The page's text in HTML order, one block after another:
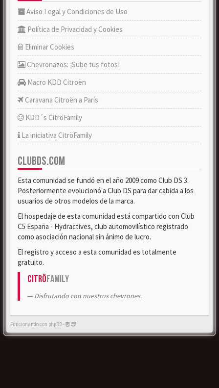
Aviso Legal y Condiciones de Uso
Política de Privacidad y Cookies
Eliminar Cookies
Chevronazos: ¡Sube tus fotos!
Macro KDD Citroën
Caravana Citroën a París
KDD´s CitröFamily
La iniciativa CitröFamily
CLUBDS.COM
Esta comunidad se fundó en el año 2009 como Club DS 3.
Posteriormente evolucionó a Club DS para dar cabida a los
usuarios de otros modelos de la marca.
El hospedaje de esta comunidad está compartido con Club
C5 España - Hydractives, club automovilístico registrado
como asociación nacional sin ánimo de lucro.
El registro y acceso a esta comunidad es totalmente
gratuito.
CitröFamily
Disfrutando con nuestros chevrones.
Funcionando con phpBB -